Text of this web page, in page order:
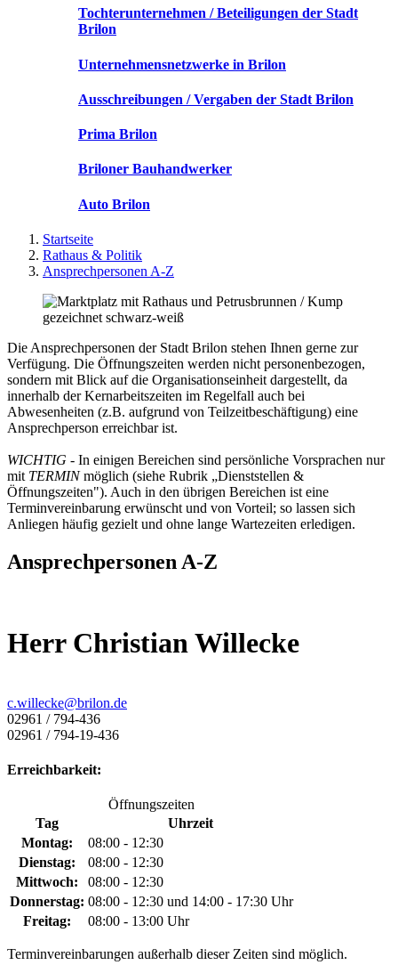
Tochterunternehmen / Beteiligungen der Stadt
Brilon
Unternehmensnetzwerke in Brilon
Ausschreibungen / Vergaben der Stadt Brilon
Prima Brilon
Briloner Bauhandwerker
Auto Brilon
Startseite
Rathaus & Politik
Ansprechpersonen A-Z
Die Ansprechpersonen der Stadt Brilon stehen Ihnen gerne zur
Verfügung. Die Öffnungszeiten werden nicht personenbezogen,
sondern mit Blick auf die Organisationseinheit dargestellt, da
innerhalb der Kernarbeitszeiten im Regelfall auch bei
Abwesenheiten (z.B. aufgrund von Teilzeitbeschäftigung) eine
Ansprechperson erreichbar ist.
WICHTIG - In einigen Bereichen sind persönliche Vorsprachen nur
mit TERMINmöglich (siehe Rubrik „Dienststellen &
Öffnungszeiten"). Auch in den übrigen Bereichen ist eine
Terminvereinbarung erwünscht und von Vorteil; so lassen sich
Anliegen häufig gezielt und ohne lange Wartezeiten erledigen.
Ansprechpersonen A-Z
Herr Christian Willecke
c.willecke@­brilon.de
02961 / 794-436
02961 / 794-19-436
Erreichbarkeit:
Öffnungszeiten
Tag
Uhrzeit
Montag:
08:00 - 12:30
Dienstag:
08:00 - 12:30
Mittwoch:
08:00 - 12:30
Donnerstag: 08:00 - 12:30 und 14:00 - 17:30 Uhr
Freitag:
08:00 - 13:00 Uhr
Terminvereinbarungen außerhalb dieser Zeiten sind möglich.